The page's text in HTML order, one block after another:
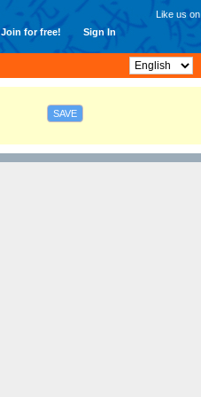
Join for free! Sign In
Like us on
SAVE